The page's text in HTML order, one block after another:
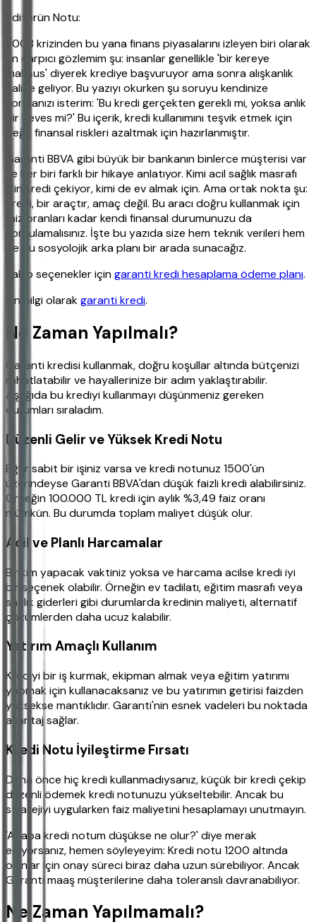
Editörün Notu:
2008 krizinden bu yana finans piyasalarını izleyen biri olarak
en çarpıcı gözlemim şu: insanlar genellikle 'bir kereye
mahsus' diyerek krediye başvuruyor ama sonra alışkanlık
haline geliyor. Bu yazıyı okurken şu soruyu kendinize
sormanızı isterim: 'Bu kredi gerçekten gerekli mi, yoksa anlık
bir heves mi?' Bu içerik, kredi kullanımını teşvik etmek için
değil; finansal riskleri azaltmak için hazırlanmıştır.
Garanti BBVA gibi büyük bir bankanın binlerce müşterisi var
ve her biri farklı bir hikaye anlatıyor. Kimi acil sağlık masrafı
için kredi çekiyor, kimi de ev almak için. Ama ortak nokta şu:
Kredi, bir araçtır, amaç değil. Bu aracı doğru kullanmak için
faiz oranları kadar kendi finansal durumunuzu da
sorgulamalısınız. İşte bu yazıda size hem teknik verileri hem
de bu sosyolojik arka planı bir arada sunacağız.
Rakip seçenekler içingaranti kredi hesaplama ödeme planı.
Ön bilgi olarakgaranti kredi.
Ne Zaman Yapılmalı?
Garanti kredisi kullanmak, doğru koşullar altında bütçenizi
rahatlatabilir ve hayallerinize bir adım yaklaştırabilir.
Aşağıda bu krediyi kullanmayı düşünmeniz gereken
durumları sıraladım.
Düzenli Gelir ve Yüksek Kredi Notu
Eğer sabit bir işiniz varsa ve kredi notunuz 1500'ün
üzerindeyse Garanti BBVA'dan düşük faizli kredi alabilirsiniz.
Örneğin 100.000 TL kredi için aylık %3,49 faiz oranı
mümkün. Bu durumda toplam maliyet düşük olur.
Acil ve Planlı Harcamalar
Birikim yapacak vaktiniz yoksa ve harcama acilse kredi iyi
bir seçenek olabilir. Örneğin ev tadilatı, eğitim masrafı veya
sağlık giderleri gibi durumlarda kredinin maliyeti, alternatif
çözümlerden daha ucuz kalabilir.
Yatırım Amaçlı Kullanım
Krediyi bir iş kurmak, ekipman almak veya eğitim yatırımı
yapmak için kullanacaksanız ve bu yatırımın getirisi faizden
yüksekse mantıklıdır. Garanti'nin esnek vadeleri bu noktada
avantaj sağlar.
Kredi Notu İyileştirme Fırsatı
Daha önce hiç kredi kullanmadıysanız, küçük bir kredi çekip
düzenli ödemek kredi notunuzu yükseltebilir. Ancak bu
stratejiyi uygularken faiz maliyetini hesaplamayı unutmayın.
'Acaba kredi notum düşükse ne olur?' diye merak
ediyorsanız, hemen söyleyeyim: Kredi notu 1200 altında
olanlar için onay süreci biraz daha uzun sürebiliyor. Ancak
Garanti maaş müşterilerine daha toleranslı davranabiliyor.
Ne Zaman Yapılmamalı?